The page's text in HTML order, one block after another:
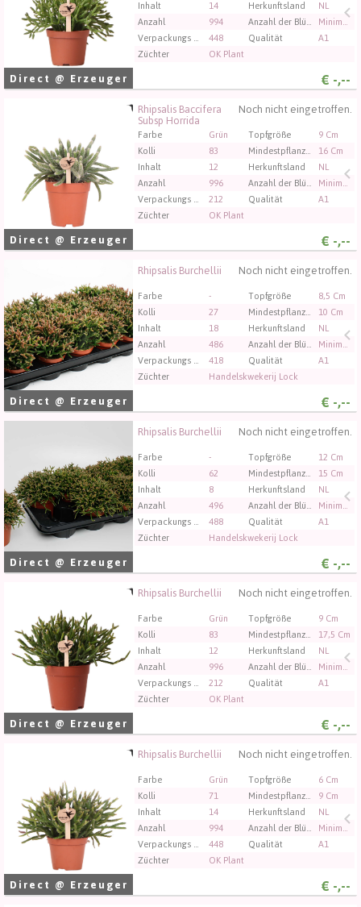
Direct @ Erzeuger
Inhalt
14 Herkunftsland
NL
Anzahl
994
448 Qualität
A1
Züchter
OK Plant
€ -,--
Direct @ Erzeuger
Noch nicht eingetroffen.
Rhipsalis Baccifera
Subsp Horrida
Farbe Grün Topfgröße
9 Cm
Kolli
83 Mindestpflanzenhöhe
16 Cm
Inhalt
12 Herkunftsland
NL
Anzahl
996
212 Qualität
A1
Züchter
OK Plant
€ -,--
Rhipsalis Baccifera Subsp Horrida
Sie müssen angemeldet sein, um kaufen zu können.
Klicken Sie hier, um sich einzuloggen.
Direct @ Erzeuger
Noch nicht eingetroffen.
Rhipsalis Burchellii
Farbe - Topfgröße
8,5 Cm
Kolli
27 Mindestpflanzenhöhe
10 Cm
Inhalt
18 Herkunftsland
NL
Anzahl
486
418 Qualität
A1
Züchter
Handelskwekerij Lock
€ -,--
Sie müssen angemeldet sein, um kaufen zu können.
Klicken Sie hier, um sich einzuloggen.
Direct @ Erzeuger
Noch nicht eingetroffen.
Rhipsalis Burchellii
Farbe - Topfgröße
12 Cm
Kolli
62 Mindestpflanzenhöhe
15 Cm
Inhalt
8 Herkunftsland
NL
Anzahl
496
488 Qualität
A1
Züchter
Handelskwekerij Lock
€ -,--
Sie müssen angemeldet sein, um kaufen zu können.
Klicken Sie hier, um sich einzuloggen.
Direct @ Erzeuger
Noch nicht eingetroffen.
Rhipsalis Burchellii
Farbe Grün Topfgröße
9 Cm
Kolli
83 Mindestpflanzenhöhe
17,5 Cm
Inhalt
12 Herkunftsland
NL
Anzahl
996
212 Qualität
A1
Züchter
OK Plant
€ -,--
Sie müssen angemeldet sein, um kaufen zu können.
Klicken Sie hier, um sich einzuloggen.
Direct @ Erzeuger
Noch nicht eingetroffen.
Rhipsalis Burchellii
Farbe Grün Topfgröße
6 Cm
Kolli
71 Mindestpflanzenhöhe
9 Cm
Inhalt
14 Herkunftsland
NL
Anzahl
994
448 Qualität
A1
Züchter
OK Plant
€ -,--
Sie müssen angemeldet sein, um kaufen zu können.
Klicken Sie hier, um sich einzuloggen.